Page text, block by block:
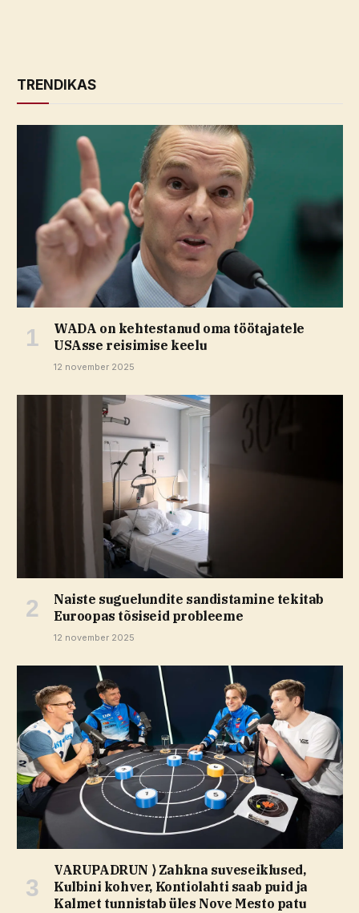
TRENDIKAS
WADA on kehtestanud oma töötajatele
USAsse reisimise keelu
12 november 2025
Naiste suguelundite sandistamine tekitab
Euroopas tõsiseid probleeme
12 november 2025
VARUPADRUN ⟩ Zahkna suveseiklused,
Kulbini kohver, Kontiolahti saab puid ja
Kalmet tunnistab üles Nove Mesto patu